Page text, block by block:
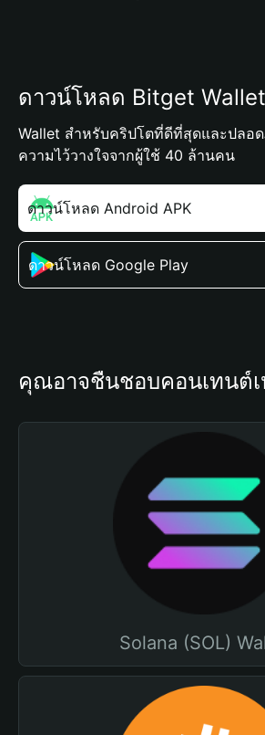
ดาวน์โหลด Bitget Wallet
Wallet สำหรับคริปโตที่ดีที่สุดและปลอ
ความไว้วางใจจากผู้ใช้ 40 ล้านคน
ดาวน์โหลด Android APK
ดาวน์โหลด Google Play
คุณอาจชื่นชอบคอนเทนต์
Solana (SOL)